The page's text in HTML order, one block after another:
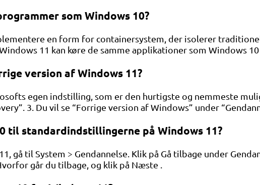
som Windows 10?
en form for containersystem, der isolerer
11 kan køre de samme applikationer som Windows 10
version af Windows 11?
egen indstilling, som er den hurtigste og nemmeste
3. Du vil se “Forrige version af Windows” under
til standardindstillingerne på Windows 11?
gå til System > Gendannelse. Klik på Gå tilbage under
går du tilbage, og klik på Næste .